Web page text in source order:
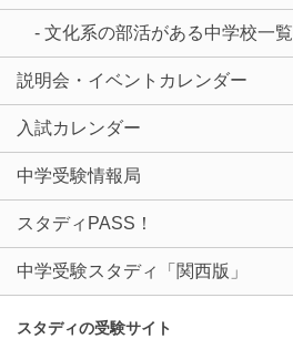
- 文化系の部活がある中学校一覧
説明会・イベントカレンダー
入試カレンダー
中学受験情報局
スタディPASS！
中学受験スタディ「関西版」
スタディの受験サイト